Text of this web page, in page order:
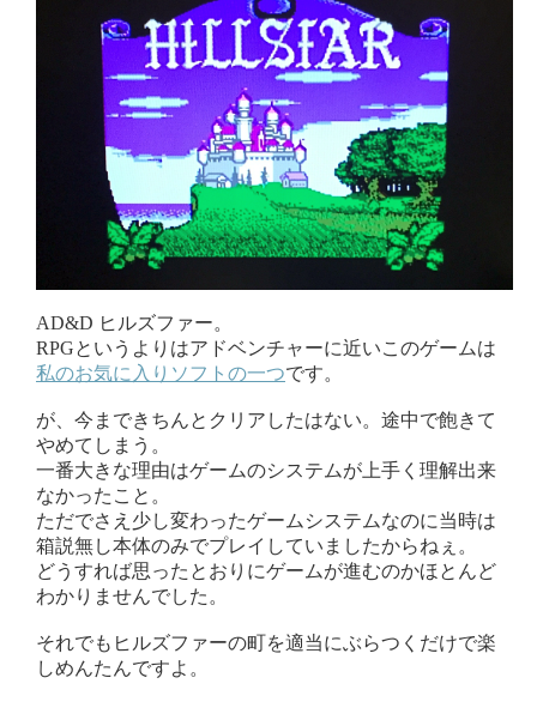
AD&D ヒルズファー。
RPGというよりはアドベンチャーに近いこのゲームは
私のお気に入りソフトの一つです。
が、今まできちんとクリアしたはない。途中で飽きて
やめてしまう。
一番大きな理由はゲームのシステムが上手く理解出来
なかったこと。
ただでさえ少し変わったゲームシステムなのに当時は
箱説無し本体のみでプレイしていましたからねぇ。
どうすれば思ったとおりにゲームが進むのかほとんど
わかりませんでした。
それでもヒルズファーの町を適当にぶらつくだけで楽
しめんたんですよ。